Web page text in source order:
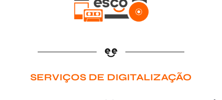
SERVIÇOS DE DIGITALIZAÇÃO